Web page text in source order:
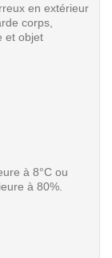
en extérieur
corps,
et objet
à 8°C ou
à 80%.